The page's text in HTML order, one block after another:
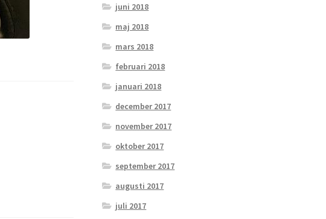
juni 2018
maj 2018
mars 2018
februari 2018
januari 2018
december 2017
november 2017
oktober 2017
september 2017
augusti 2017
juli 2017